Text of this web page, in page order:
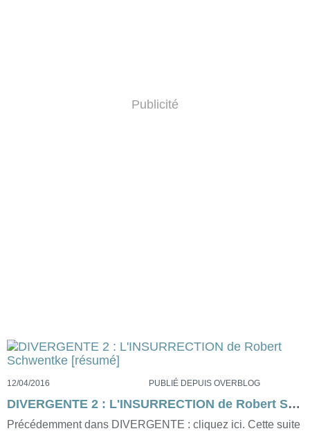
Publicité
12/04/2016 PUBLIÉ DEPUIS OVERBLOG
DIVERGENTE 2 : L'INSURRECTION de Robert Schwentke [résumé]
Précédemment dans DIVERGENTE : cliquez ici. Cette suite